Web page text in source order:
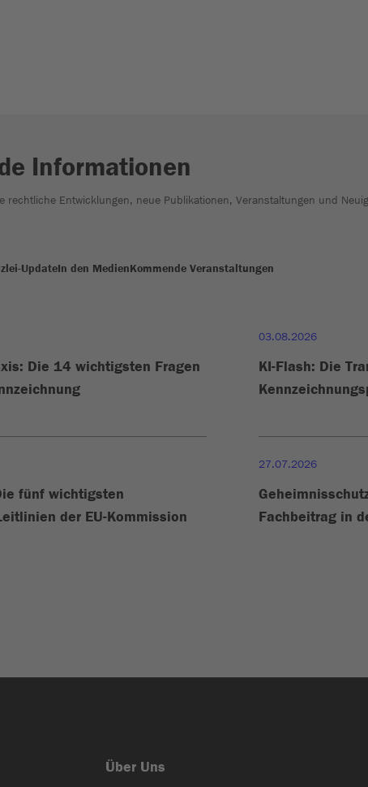
Informationen
rechtliche Entwicklungen, neue Publikationen, Veranstaltungen und
UpdateIn den MedienKommende Veranstaltungen
Die 14 wichtigsten Fragen
03.08.2026
KI-Flash: Die
fünf wichtigsten
der EU-Kommission
27.07.2026
Fachbeitrag in
Über Uns